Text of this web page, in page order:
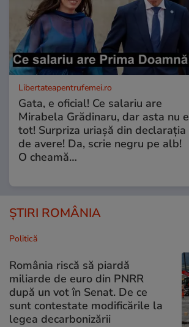
Libertateapentrufemei.ro
Gata, e oficial! Ce salariu are
Mirabela Grădinaru, dar asta nu e
tot! Surpriza uriașă din declarația
de avere! Da, scrie negru pe alb!
O cheamă…
ȘTIRI ROMÂNIA
Politică
România riscă să piardă
miliarde de euro din PNRR
după un vot în Senat. De ce
sunt contestate modificările la
legea decarbonizării